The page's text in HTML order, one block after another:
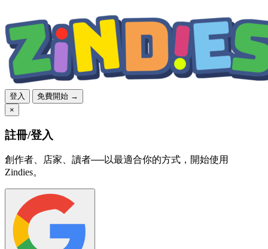
登入
免費開始 →
×
註冊/登入
創作者、店家、讀者──以最適合你的方式，開始使用
Zindies。